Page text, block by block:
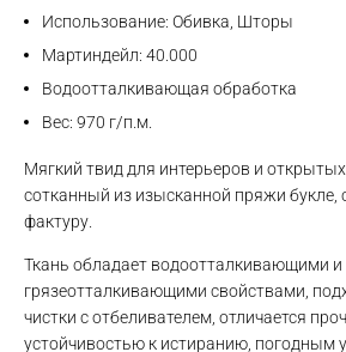
Использование: Обивка, Шторы
Мартиндейл: 40.000
Водоотталкивающая обработка
Вес: 970 г/п.м.
Мягкий твид для интерьеров и открытых
сотканный из изысканной пряжи
фактуру.
Ткань обладает водоотталкивающими и
грязеотталкивающими свойствами,
чистки с отбеливателем, отличается
устойчивостью к истиранию, погодным
Max